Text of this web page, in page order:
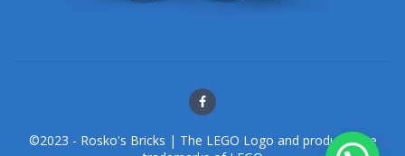
©2023 - Rosko's Bricks | The LEGO Logo and products are